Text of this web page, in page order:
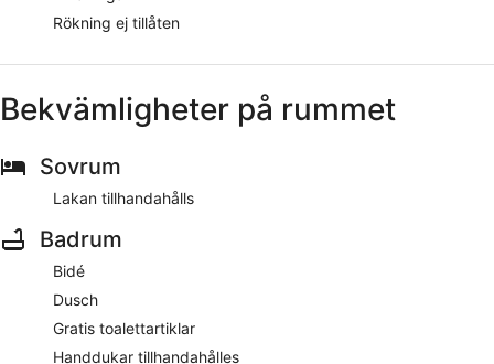
Rökning ej tillåten
Bekvämligheter på rummet
Sovrum
Lakan tillhandahålls
Badrum
Bidé
Dusch
Gratis toalettartiklar
Handdukar tillhandahålles